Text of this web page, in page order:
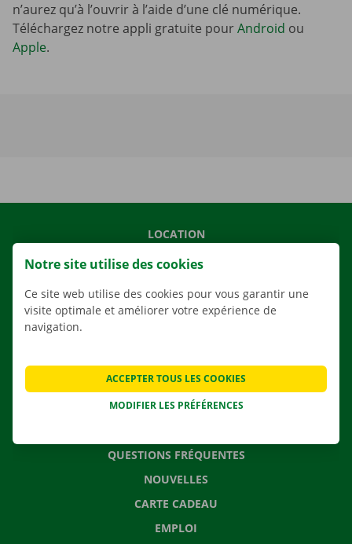
n’aurez qu’à l’ouvrir à l’aide d’une clé numérique.
Téléchargez notre appli gratuite pourAndroid ou
Apple.
LOCATION
NOS VÉHICULES
AGENCES
QUESTIONS FRÉQUENTES
NOUVELLES
CARTE CADEAU
EMPLOI
Notre site utilise des cookies
Ce site web utilise des cookies pour vous garantir une
visite optimale et améliorer votre expérience de
navigation.
MODIFIER LES PRÉFÉRENCES
ACCEPTER TOUS LES COOKIES